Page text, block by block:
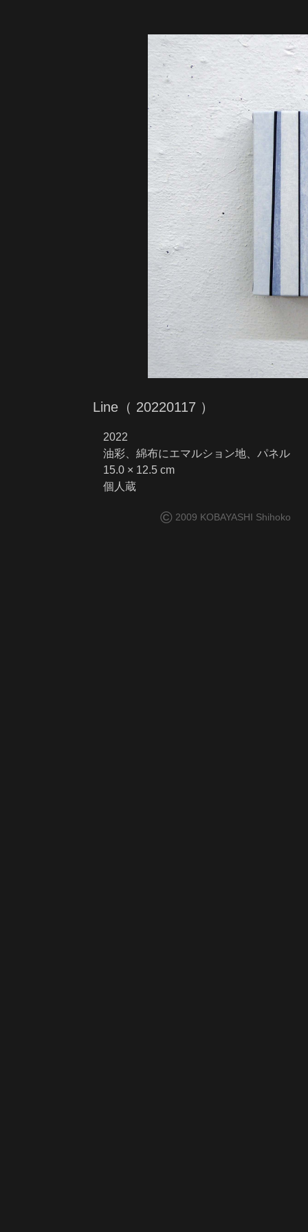
Line（ 20220117 ）
2022
油彩、綿布にエマルション地、パネル
15.0 × 12.5 cm
個人蔵
© 2009 KOBAYASHI Shihoko